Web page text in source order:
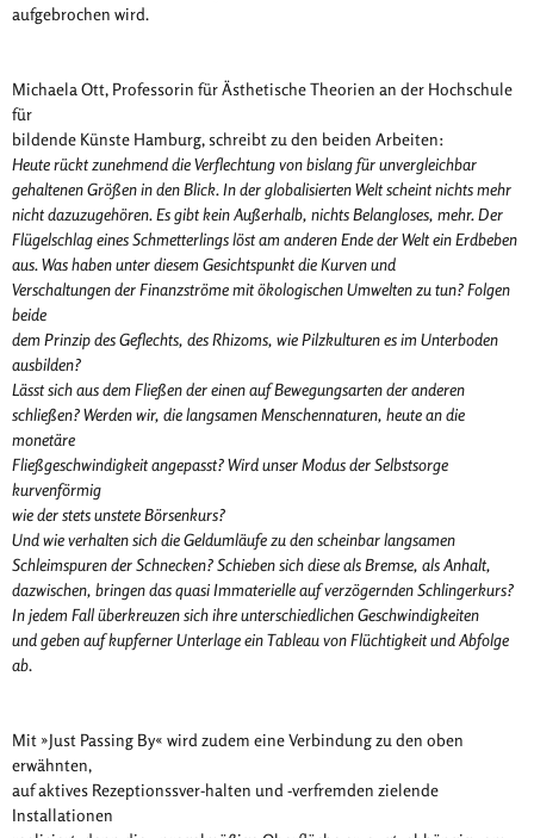
aufgebrochen wird.
Michaela Ott, Professorin für Ästhetische Theorien an der Hochschule
für
bildende Künste Hamburg, schreibt zu den beiden Arbeiten:
Heute rückt zunehmend die Verflechtung von bislang für unvergleichbar
gehaltenen Größen in den Blick. In der globalisierten Welt scheint nichts mehr
nicht dazuzugehören. Es gibt kein Außerhalb, nichts Belangloses, mehr. Der
Flügelschlag eines Schmetterlings löst am anderen Ende der Welt ein Erdbeben
aus. Was haben unter diesem Gesichtspunkt die Kurven und
Verschaltungen der Finanzströme mit ökologischen Umwelten zu tun? Folgen
beide
dem Prinzip des Geflechts, des Rhizoms, wie Pilzkulturen es im Unterboden
ausbilden?
Lässt sich aus dem Fließen der einen auf Bewegungsarten der anderen
schließen? Werden wir, die langsamen Menschennaturen, heute an die
monetäre
Fließgeschwindigkeit angepasst? Wird unser Modus der Selbstsorge
kurvenförmig
wie der stets unstete Börsenkurs?
Und wie verhalten sich die Geldumläufe zu den scheinbar langsamen
Schleimspuren der Schnecken? Schieben sich diese als Bremse, als Anhalt,
dazwischen, bringen das quasi Immaterielle auf verzögernden Schlingerkurs?
In jedem Fall überkreuzen sich ihre unterschiedlichen Geschwindigkeiten
und geben auf kupferner Unterlage ein Tableau von Flüchtigkeit und Abfolge
ab.
Mit »Just Passing By« wird zudem eine Verbindung zu den oben
erwähnten,
auf aktives Rezeptionssver-halten und -verfremden zielende
Installationen